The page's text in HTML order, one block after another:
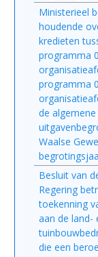
Ministerieel
houdende
kredieten
programma
programma
de algemene
Waalse
Besluit van
Regering
toekenning
aan de land-
die een